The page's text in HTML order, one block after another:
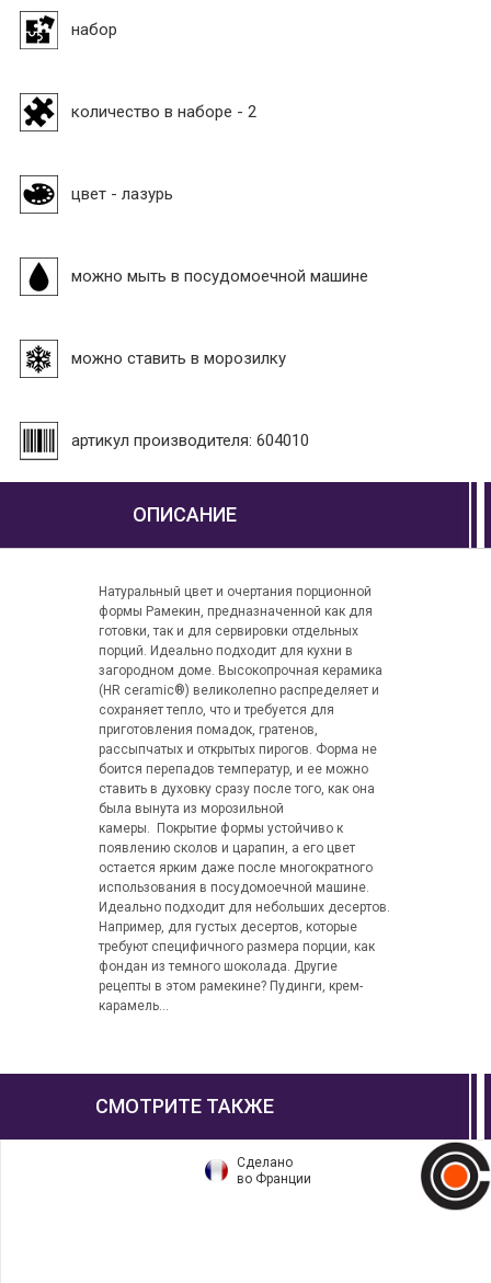
набор
количество в наборе - 2
цвет - лазурь
можно мыть в посудомоечной машине
можно ставить в морозилку
артикул производителя: 604010
ОПИСАНИЕ
Натуральный цвет и очертания порционной
формы Рамекин, предназначенной как для
готовки, так и для сервировки отдельных
порций. Идеально подходит для кухни в
загородном доме. Высокопрочная керамика
(HR ceramic®) великолепно распределяет и
сохраняет тепло, что и требуется для
приготовления помадок, гратенов,
рассыпчатых и открытых пирогов. Форма не
боится перепадов температур, и ее можно
ставить в духовку сразу после того, как она
была вынута из морозильной
камеры. Покрытие формы устойчиво к
появлению сколов и царапин, а его цвет
остается ярким даже после многократного
использования в посудомоечной машине.
Идеально подходит для небольших десертов.
Например, для густых десертов, которые
требуют специфичного размера порции, как
фондан из темного шоколада. Другие
рецепты в этом рамекине? Пудинги, крем-
карамель...
СМОТРИТЕ ТАКЖЕ
Сделано
во Франции